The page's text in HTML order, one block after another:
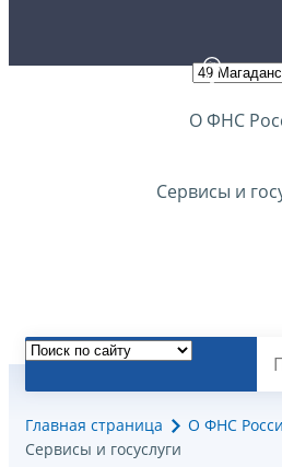
О ФНС
Сервисы и
Главная страница
О ФНС
Сервисы и госуслуги